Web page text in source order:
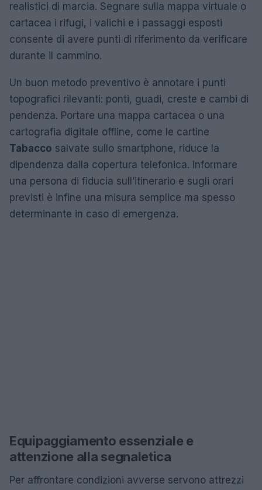
realistici di marcia. Segnare sulla mappa virtuale o
cartacea i rifugi, i valichi e i passaggi esposti
consente di avere punti di riferimento da verificare
durante il cammino.
Un buon metodo preventivo è annotare i punti
topografici rilevanti: ponti, guadi, creste e cambi di
pendenza. Portare una mappa cartacea o una
cartografia digitale offline, come le cartine
Tabacco salvate sullo smartphone, riduce la
dipendenza dalla copertura telefonica. Informare
una persona di fiducia sull’itinerario e sugli orari
previsti è infine una misura semplice ma spesso
determinante in caso di emergenza.
Equipaggiamento essenziale e
attenzione alla segnaletica
Per affrontare condizioni avverse servono attrezzi